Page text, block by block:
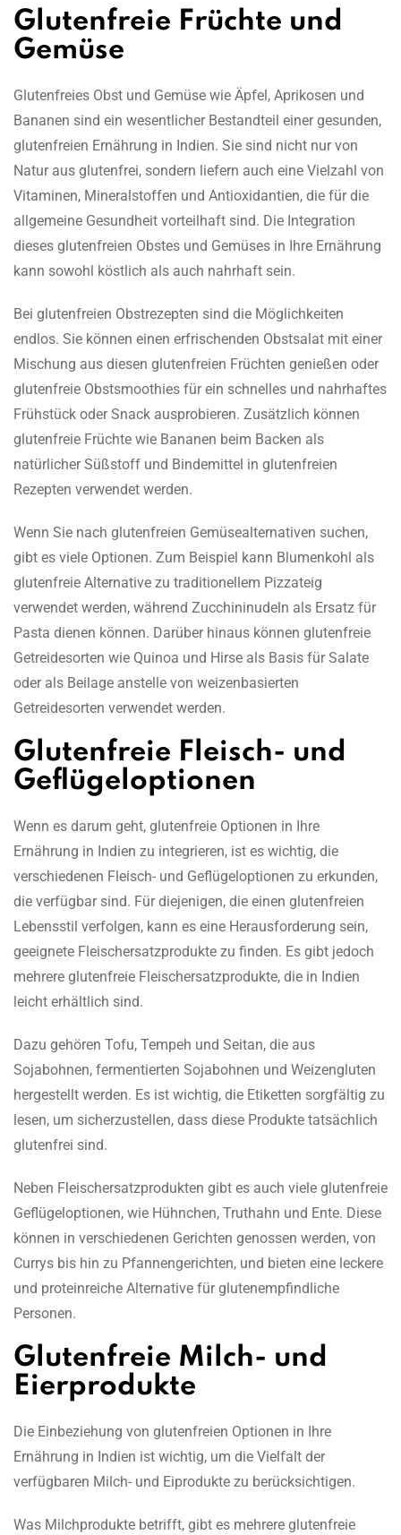
Glutenfreie Früchte und
Gemüse
Glutenfreies Obst und Gemüse wie Äpfel, Aprikosen und
Bananen sind ein wesentlicher Bestandteil einer gesunden,
glutenfreien Ernährung in Indien. Sie sind nicht nur von
Natur aus glutenfrei, sondern liefern auch eine Vielzahl von
Vitaminen, Mineralstoffen und Antioxidantien, die für die
allgemeine Gesundheit vorteilhaft sind. Die Integration
dieses glutenfreien Obstes und Gemüses in Ihre Ernährung
kann sowohl köstlich als auch nahrhaft sein.
Bei glutenfreien Obstrezepten sind die Möglichkeiten
endlos. Sie können einen erfrischenden Obstsalat mit einer
Mischung aus diesen glutenfreien Früchten genießen oder
glutenfreie Obstsmoothies für ein schnelles und nahrhaftes
Frühstück oder Snack ausprobieren. Zusätzlich können
glutenfreie Früchte wie Bananen beim Backen als
natürlicher Süßstoff und Bindemittel in glutenfreien
Rezepten verwendet werden.
Wenn Sie nach glutenfreien Gemüsealternativen suchen,
gibt es viele Optionen. Zum Beispiel kann Blumenkohl als
glutenfreie Alternative zu traditionellem Pizzateig
verwendet werden, während Zucchininudeln als Ersatz für
Pasta dienen können. Darüber hinaus können glutenfreie
Getreidesorten wie Quinoa und Hirse als Basis für Salate
oder als Beilage anstelle von weizenbasierten
Getreidesorten verwendet werden.
Glutenfreie Fleisch- und
Geflügeloptionen
Wenn es darum geht, glutenfreie Optionen in Ihre
Ernährung in Indien zu integrieren, ist es wichtig, die
verschiedenen Fleisch- und Geflügeloptionen zu erkunden,
die verfügbar sind. Für diejenigen, die einen glutenfreien
Lebensstil verfolgen, kann es eine Herausforderung sein,
geeignete Fleischersatzprodukte zu finden. Es gibt jedoch
mehrere glutenfreie Fleischersatzprodukte, die in Indien
leicht erhältlich sind.
Dazu gehören Tofu, Tempeh und Seitan, die aus
Sojabohnen, fermentierten Sojabohnen und Weizengluten
hergestellt werden. Es ist wichtig, die Etiketten sorgfältig zu
lesen, um sicherzustellen, dass diese Produkte tatsächlich
glutenfrei sind.
Neben Fleischersatzprodukten gibt es auch viele glutenfreie
Geflügeloptionen, wie Hühnchen, Truthahn und Ente. Diese
können in verschiedenen Gerichten genossen werden, von
Currys bis hin zu Pfannengerichten, und bieten eine leckere
und proteinreiche Alternative für glutenempfindliche
Personen.
Glutenfreie Milch- und
Eierprodukte
Die Einbeziehung von glutenfreien Optionen in Ihre
Ernährung in Indien ist wichtig, um die Vielfalt der
verfügbaren Milch- und Eiprodukte zu berücksichtigen.
Was Milchprodukte betrifft, gibt es mehrere glutenfreie